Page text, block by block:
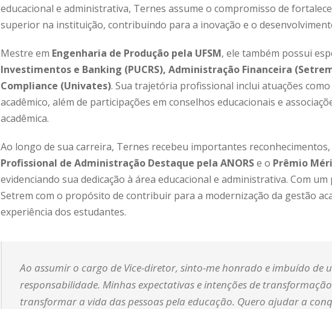
educacional e administrativa, Ternes assume o compromisso de
superior na instituição, contribuindo para a inovação e o
Mestre em Engenharia de Produção pela UFSM, ele também possui
Investimentos e Banking (PUCRS), Administração Financeira
Compliance (Univates). Sua trajetória profissional inclui atuações
acadêmico, além de participações em conselhos educacionais e
acadêmica.
Ao longo de sua carreira, Ternes recebeu importantes reconhecimentos,
Profissional de Administração Destaque pela ANORSe o Prêmio
evidenciando sua dedicação à área educacional e administrativa. Com
Setrem com o propósito de contribuir para a modernização da gestão
experiência dos estudantes.
Ao assumir o cargo de Vice-diretor, sinto-me honrado e imbuído de
responsabilidade. Minhas expectativas e intenções de
transformar a vida das pessoas pela educação. Quero ajudar a